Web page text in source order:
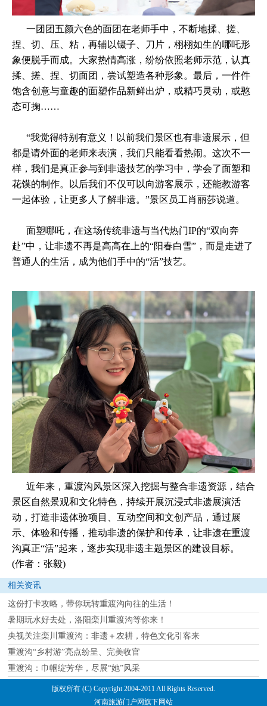
一团团五颜六色的面团在老师手中，不断地揉、搓、
捏、切、压、粘，再辅以镊子、刀片，栩栩如生的哪吒形
象便脱手而成。大家热情高涨，纷纷依照老师示范，认真
揉、搓、捏、切面团，尝试塑造各种形象。最后，一件件
饱含创意与童趣的面塑作品新鲜出炉，或精巧灵动，或憨
态可掬……
“我觉得特别有意义！以前我们景区也有非遗展示，但
都是请外面的老师来表演，我们只能看看热闹。这次不一
样，我们是真正参与到非遗技艺的学习中，学会了面塑和
花馍的制作。以后我们不仅可以向游客展示，还能教游客
一起体验，让更多人了解非遗。”景区员工肖丽莎说道。
面塑哪吒，在这场传统非遗与当代热门IP的“双向奔
赴”中，让非遗不再是高高在上的“阳春白雪”，而是走进了
普通人的生活，成为他们手中的“活”技艺。
近年来，重渡沟风景区深入挖掘与整合非遗资源，结合
景区自然景观和文化特色，持续开展沉浸式非遗展演活
动，打造非遗体验项目、互动空间和文创产品，通过展
示、体验和传播，推动非遗的保护和传承，让非遗在重渡
沟真正“活”起来，逐步实现非遗主题景区的建设目标。
(作者：张毅)
相关资讯
这份打卡攻略，带你玩转重渡沟向往的生活！
暑期玩水好去处，洛阳栾川重渡沟等你来！
央视关注栾川重渡沟：非遗＋农耕，特色文化引客来
重渡沟“乡村游”亮点纷呈、完美收官
重渡沟：巾帼绽芳华，尽展“她”风采
版权所有 (C) Copyright 2004-2011 All Rights Reserved.
河南旅游门户网旗下网站